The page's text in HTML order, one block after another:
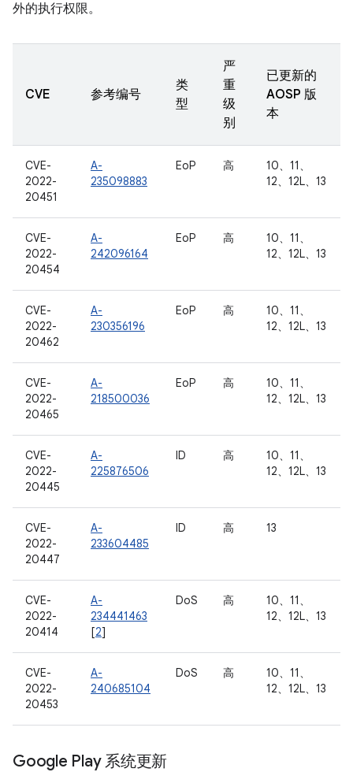
外的执行权限。
CVE 参考编号
类
型
严
重
级
别
已更新的
AOSP 版
本
CVE-
2022-
20451
A-
235098883
EoP 高
10、11、
12、12L、13
CVE-
2022-
20454
A-
242096164
EoP 高
10、11、
12、12L、13
CVE-
2022-
20462
A-
230356196
EoP 高
10、11、
12、12L、13
CVE-
2022-
20465
A-
218500036
EoP 高
10、11、
12、12L、13
CVE-
2022-
20445
A-
225876506
ID 高
10、11、
12、12L、13
CVE-
2022-
20447
A-
233604485
ID 高 13
CVE-
2022-
20414
A-
234441463
[2]
DoS 高
10、11、
12、12L、13
CVE-
2022-
20453
A-
240685104
DoS 高
10、11、
12、12L、13
Google Play 系统更新